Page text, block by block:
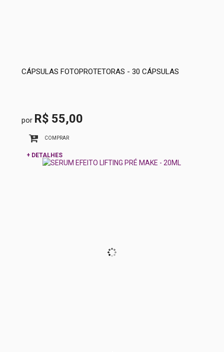
CÁPSULAS FOTOPROTETORAS - 30 CÁPSULAS
por R$ 55,00
COMPRAR
+ DETALHES